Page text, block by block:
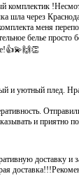
комплектик
шла через
меня
белье
и уютный плед.
и приятно
доставку